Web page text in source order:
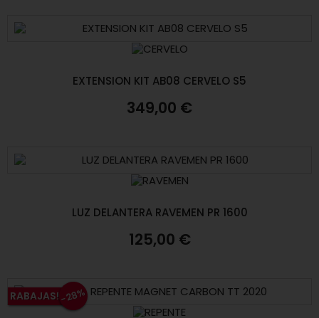
EXTENSION KIT AB08 CERVELO S5
349,00 €
LUZ DELANTERA RAVEMEN PR 1600
125,00 €
RABAJAS!-28%